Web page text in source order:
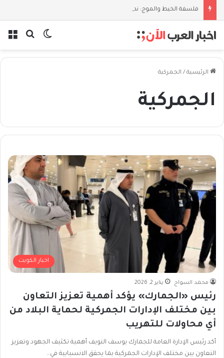
فلسفة الخيط والموج: نصف قرن في مدرسة البحر مع غسان المزيدي
بحثالوضع
الرئيسية / الجمركية
الجمركية
اخبار الكويت
محمد السواح يناير 2, 2026
رئيس «الجمارك» يؤكد أهمية تعزيز التعاون
بين مختلف الإدارات الجمركية لحماية البلاد من
أي محاولات للتهريب
أكد رئيس الإدارة العامة للجمارك يوسف النويف أهمية تكثيف الجهود وتعزيز
التعاون بين مختلف الإدارات الجمركية بما يحقق الانسيابية في…